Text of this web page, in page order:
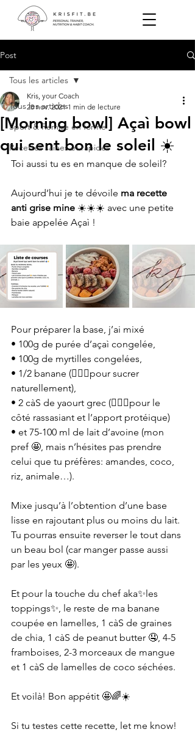
Post
Tous les articles
Sport & Remise en forme
Recettes saines et rapides
Tous les articles
[Morning bowl] Açaì bowl
qui sent bon le soleil ☀️
Kris, your Coach
28 nov. 2021 1 min de lecture
Toi aussi tu es en manque de soleil?
Aujourd’hui je te dévoile ma recette
anti grise mine ☀️☀️☀️ avec une petite
baie appelée Açaì !
Pour préparer la base, j’ai mixé
• 100g de purée d’açaì congelée,
• 100g de myrtilles congelées,
• 1/2 banane (💁🏻‍♀️pour sucrer
naturellement),
• 2 càS de yaourt grec (💁🏻‍♀️pour le
côté rassasiant et l’apport protéique)
• et 75-100 ml de lait d’avoine (mon
pref 🤩, mais n’hésites pas prendre
celui que tu préfères: amandes, coco,
riz, animale…).
Mixe jusqu’à l’obtention d’une base
lisse en rajoutant plus ou moins du lait.
Tu pourras ensuite reverser le tout dans
un beau bol (car manger passe aussi
par les yeux 🤩).
Et pour la touche du chef aka✨les
toppings✨, le reste de ma banane
coupée en lamelles, 1 càS de graines
de chia, 1 càS de peanut butter 🤤, 4-5
framboises, 2-3 morceaux de mangue
et 1 càS de lamelles de coco séchées.
Et voilà! Bon appétit 🤩🌈☀️
Si tu testes cette recette, let me know!